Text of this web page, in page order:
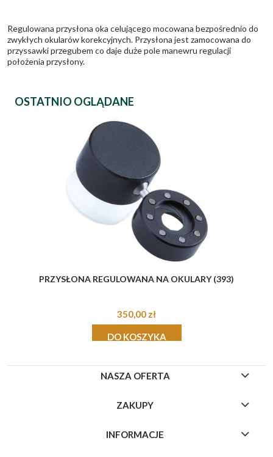
Regulowana przysłona oka celującego mocowana bezpośrednio do
zwykłych okularów korekcyjnych. Przysłona jest zamocowana do
przyssawki przegubem co daje duże pole manewru regulacji
położenia przysłony.
OSTATNIO OGLĄDANE
PRZYSŁONA REGULOWANA NA OKULARY (393)
350,00 zł
DO KOSZYKA
NASZA OFERTA
ZAKUPY
INFORMACJE